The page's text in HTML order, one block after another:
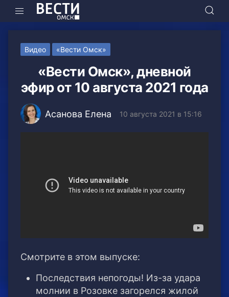
Видео «Вести Омск»
«Вести Омск», дневной
эфир от 10 августа 2021 года
Асанова Елена 10 августа 2021 в 15:16
Смотрите в этом выпуске:
Последствия непогоды! Из-за удара
молнии в Розовке загорелся жилой